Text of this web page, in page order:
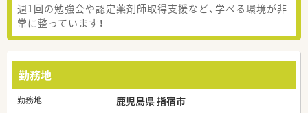
週1回の勉強会や認定薬剤師取得支援など、学べる環境が非
常に整っています！
勤務地
勤務地 鹿児島県 指宿市